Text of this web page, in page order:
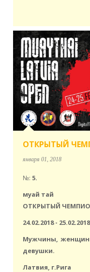
ОТКРЫТЫЙ
января 01, 2018
№: 5.
муай тай
ОТКРЫТЫЙ
24.02.2018 -
Мужчины,
девушки.
Латвия, г.Рига